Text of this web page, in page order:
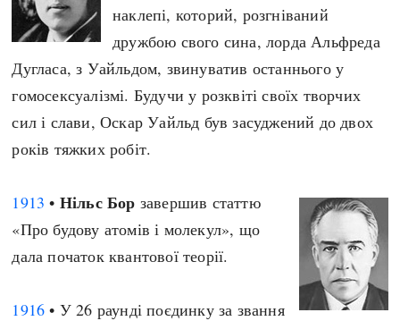
наклепі, которий, розгніваний
дружбою свого сина, лорда Альфреда
Дугласа, з Уайльдом, звинуватив останнього у
гомосексуалізмі. Будучи у розквіті своїх творчих
сил і слави, Оскар Уайльд був засуджений до двох
років тяжких робіт.
1913 • Нільс Бор завершив статтю
«Про будову атомів і молекул», що
дала початок квантової теорії.
1916 • У 26 раунді поєдинку за звання